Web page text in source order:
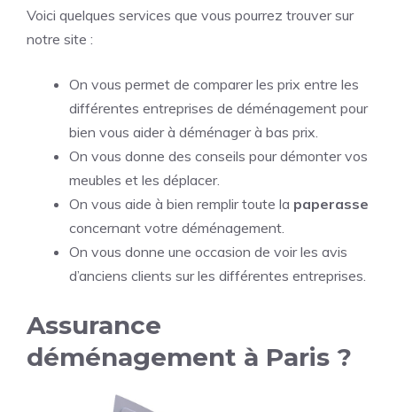
Voici quelques services que vous pourrez trouver sur
notre site :
On vous permet de comparer les prix entre les
différentes entreprises de déménagement pour
bien vous aider à déménager à bas prix.
On vous donne des conseils pour démonter vos
meubles et les déplacer.
On vous aide à bien remplir toute la paperasse
concernant votre déménagement.
On vous donne une occasion de voir les avis
d’anciens clients sur les différentes entreprises.
Assurance
déménagement à Paris ?